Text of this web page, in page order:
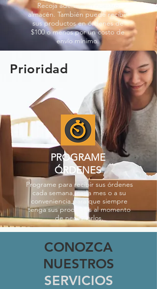
Recoja además en nuestro
almacén. También puede recibir
sus productos en órdenes de
$100 o menos por un costo de
envío mínimo.
Prioridad
PROGRAME
ÓRDENES
Programe para recibir sus órdenes
cada semana, cada mes o a su
conveniencia para que siempre
tenga sus productos al momento
de necesitarlos.
CONOZCA
NUESTROS
SERVICIOS